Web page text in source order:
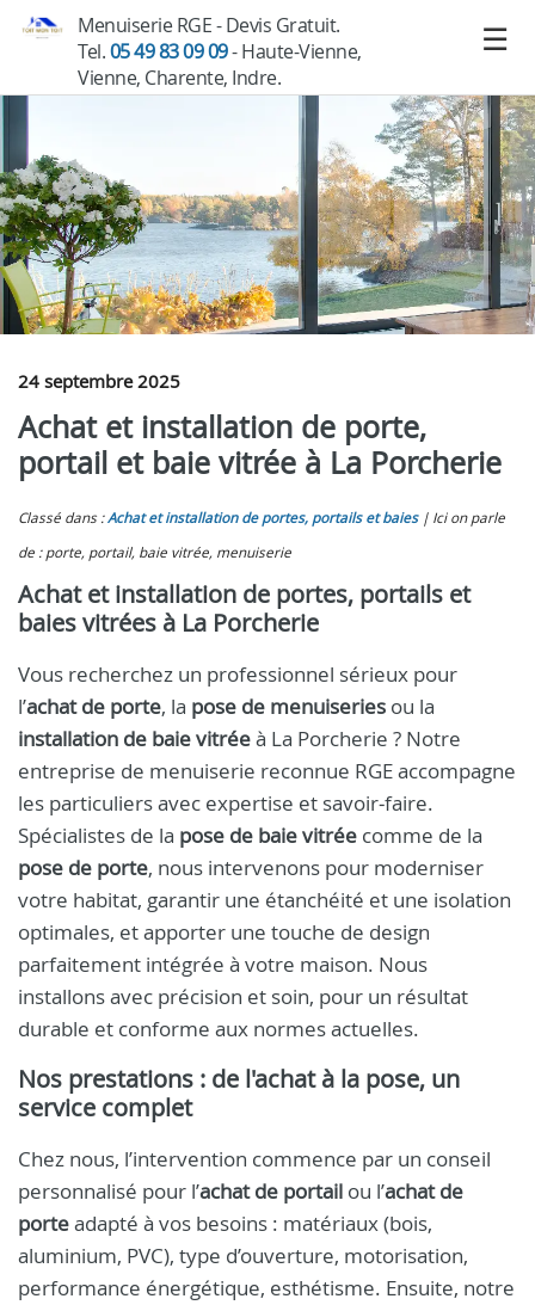
Menuiserie RGE - Devis Gratuit.
Tel.05 49 83 09 09- Haute-Vienne,
Vienne, Charente, Indre.
24 septembre 2025
Achat et installation de porte,
portail et baie vitrée à La Porcherie
Classé dans :Achat et installation de portes, portails et baies
Ici on parle
de : porte, portail, baie vitrée, menuiserie
Achat et installation de portes, portails et
baies vitrées à La Porcherie
Vous recherchez un professionnel sérieux pour
l’achat de porte, la pose de menuiseries ou la
installation de baie vitréeà La Porcherie ? Notre
entreprise de menuiserie reconnue RGE accompagne
les particuliers avec expertise et savoir‑faire.
Spécialistes de la pose de baie vitrée comme de la
pose de porte, nous intervenons pour moderniser
votre habitat, garantir une étanchéité et une isolation
optimales, et apporter une touche de design
parfaitement intégrée à votre maison. Nous
installons avec précision et soin, pour un résultat
durable et conforme aux normes actuelles.
Nos prestations : de l'achat à la pose, un
service complet
Chez nous, l’intervention commence par un conseil
personnalisé pour l’achat de portail ou l’achat de
porteadapté à vos besoins : matériaux (bois,
aluminium, PVC), type d’ouverture, motorisation,
performance énergétique, esthétisme. Ensuite, notre